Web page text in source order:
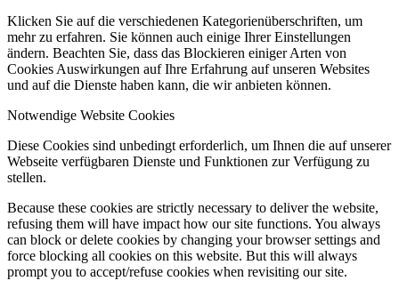
Klicken Sie auf die verschiedenen Kategorienüberschriften, um
mehr zu erfahren. Sie können auch einige Ihrer Einstellungen
ändern. Beachten Sie, dass das Blockieren einiger Arten von
Cookies Auswirkungen auf Ihre Erfahrung auf unseren Websites
und auf die Dienste haben kann, die wir anbieten können.
Notwendige Website Cookies
Diese Cookies sind unbedingt erforderlich, um Ihnen die auf unserer
Webseite verfügbaren Dienste und Funktionen zur Verfügung zu
stellen.
Because these cookies are strictly necessary to deliver the website,
refusing them will have impact how our site functions. You always
can block or delete cookies by changing your browser settings and
force blocking all cookies on this website. But this will always
prompt you to accept/refuse cookies when revisiting our site.